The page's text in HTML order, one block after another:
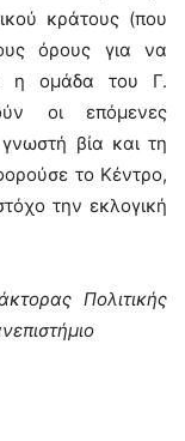
κράτους (που
όρους για να
η ομάδα του Γ.
οι επόμενες
βία και τη
το Κέντρο,
την εκλογική
Πολιτικής